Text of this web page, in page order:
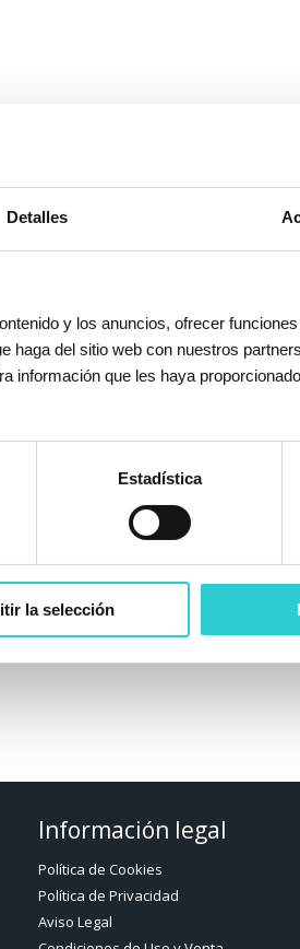
Detalles
y los anuncios, ofrecer
haga del sitio web con nuestros
información que les haya
Estadística
la selección
Información legal
Política de Cookies
Política de Privacidad
Aviso Legal